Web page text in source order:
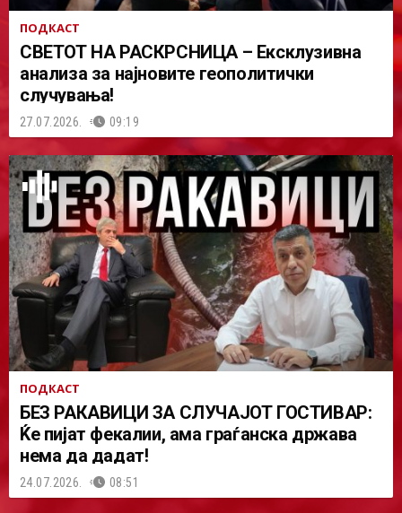
ПОДКАСТ
СВЕТОТ НА РАСКРСНИЦА – Ексклузивна
анализа за најновите геополитички
случувања!
27.07.2026. 09:19
ПОДКАСТ
БЕЗ РАКАВИЦИ ЗА СЛУЧАЈОТ ГОСТИВАР:
Ќе пијат фекалии, ама граѓанска држава
нема да дадат!
24.07.2026. 08:51